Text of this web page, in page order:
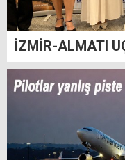
İZMİR-ALMATI